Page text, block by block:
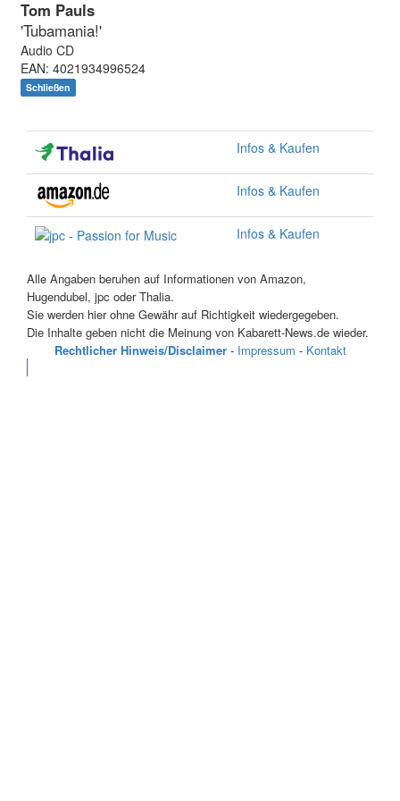
Tom Pauls
'Tubamania!'
Audio CD
EAN: 4021934996524
Schließen
Infos & Kaufen
Infos & Kaufen
Infos & Kaufen
Alle Angaben beruhen auf Informationen von Amazon,
Hugendubel, jpc oder Thalia.
Sie werden hier ohne Gewähr auf Richtigkeit wiedergegeben.
Die Inhalte geben nicht die Meinung von Kabarett-News.de wieder.
Rechtlicher Hinweis/Disclaimer- Impressum - Kontakt